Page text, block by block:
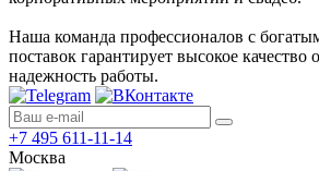
Наша команда профессионалов с
поставок гарантирует высокое качество
надежность работы.
+7 495 611-11-14
Москва